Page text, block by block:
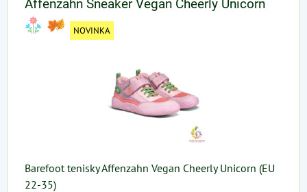
Affenzahn Sneaker Vegan Cheerly Unicorn
NOVINKA
Barefoot tenisky Affenzahn Vegan Cheerly Unicorn (EU
22-35)